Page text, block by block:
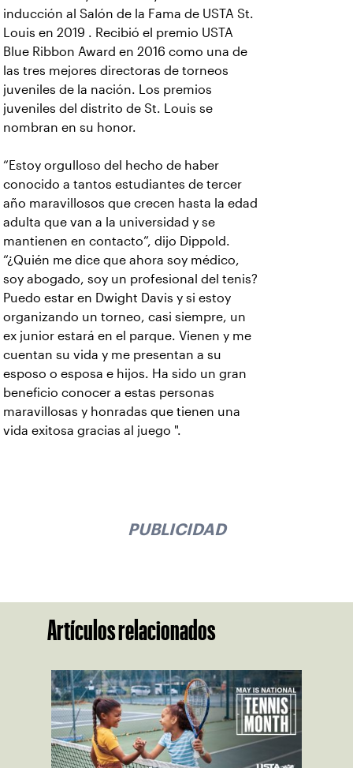
inducción al Salón de la Fama de USTA St.
Louis en 2019 . Recibió el premio USTA
Blue Ribbon Award en 2016 como una de
las tres mejores directoras de torneos
juveniles de la nación. Los premios
juveniles del distrito de St. Louis se
nombran en su honor.
“Estoy orgulloso del hecho de haber
conocido a tantos estudiantes de tercer
año maravillosos que crecen hasta la edad
adulta que van a la universidad y se
mantienen en contacto”, dijo Dippold.
“¿Quién me dice que ahora soy médico,
soy abogado, soy un profesional del tenis?
Puedo estar en Dwight Davis y si estoy
organizando un torneo, casi siempre, un
ex junior estará en el parque. Vienen y me
cuentan su vida y me presentan a su
esposo o esposa e hijos. Ha sido un gran
beneficio conocer a estas personas
maravillosas y honradas que tienen una
vida exitosa gracias al juego ".
PUBLICIDAD
Artículos relacionados